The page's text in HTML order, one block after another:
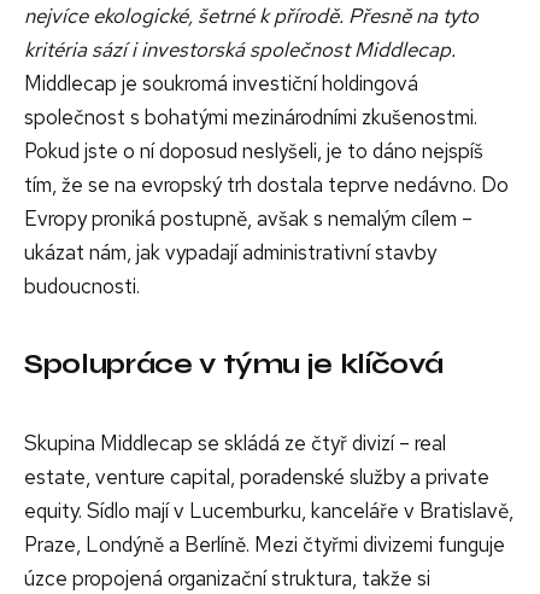
nejvíce ekologické, šetrné k přírodě. Přesně na tyto
kritéria sází i investorská společnost Middlecap.
Middlecap je soukromá investiční holdingová
společnost s bohatými mezinárodními zkušenostmi.
Pokud jste o ní doposud neslyšeli, je to dáno nejspíš
tím, že se na evropský trh dostala teprve nedávno. Do
Evropy proniká postupně, avšak s nemalým cílem –
ukázat nám, jak vypadají administrativní stavby
budoucnosti.
Spolupráce v týmu je klíčová
Skupina Middlecap se skládá ze čtyř divizí – real
estate, venture capital, poradenské služby a private
equity. Sídlo mají v Lucemburku, kanceláře v Bratislavě,
Praze, Londýně a Berlíně. Mezi čtyřmi divizemi funguje
úzce propojená organizační struktura, takže si